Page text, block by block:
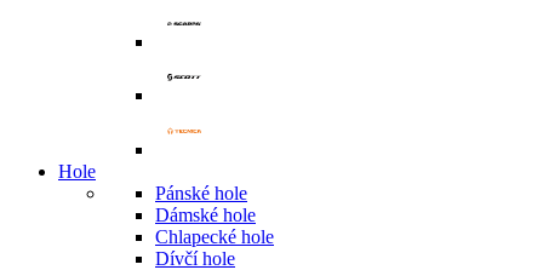
Hole
Pánské hole
Dámské hole
Chlapecké hole
Dívčí hole